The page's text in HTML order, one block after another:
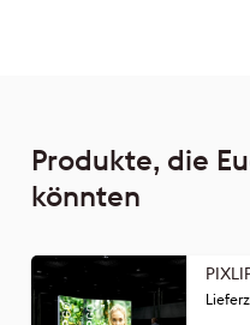
Produkte, die
könnten